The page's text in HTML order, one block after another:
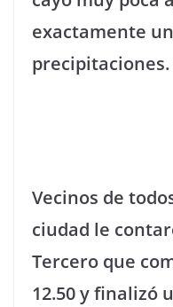
exactamente
precipitaciones.
Vecinos de
ciudad le
Tercero que
12.50 y finalizó